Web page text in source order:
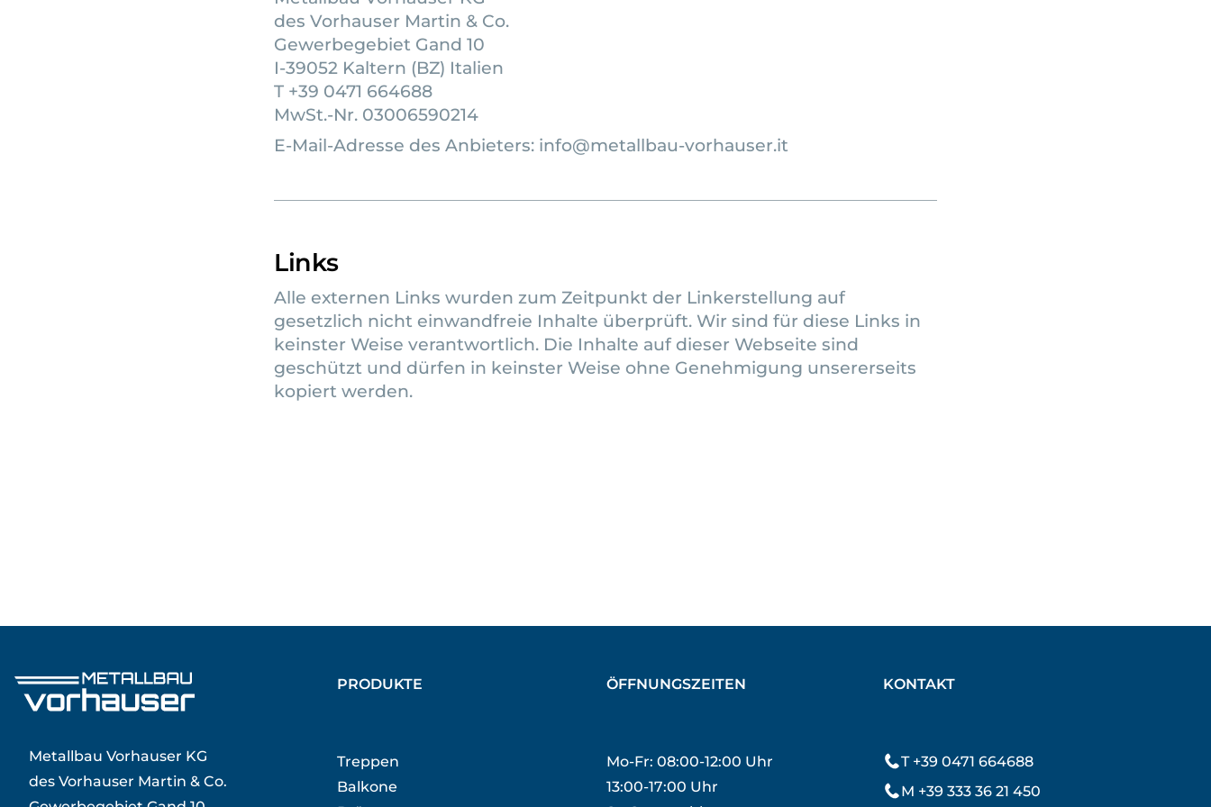
des Vorhauser Martin & Co.
Gewerbegebiet Gand 10
I-39052 Kaltern (BZ) Italien
T +39 0471 664688
MwSt.-Nr. 03006590214
E-Mail-Adresse des Anbieters: info@metallbau-vorhauser.it
Links
Alle externen Links wurden zum Zeitpunkt der Linkerstellung auf
gesetzlich nicht einwandfreie Inhalte überprüft. Wir sind für diese Links in
keinster Weise verantwortlich. Die Inhalte auf dieser Webseite sind
geschützt und dürfen in keinster Weise ohne Genehmigung unsererseits
kopiert werden.
Metallbau Vorhauser KG
des Vorhauser Martin & Co.
PRODUKTE
Treppen
Balkone
ÖFFNUNGSZEITEN
Mo-Fr: 08:00-12:00 Uhr
13:00-17:00 Uhr
KONTAKT
T +39 0471 664688
M +39 333 36 21 450